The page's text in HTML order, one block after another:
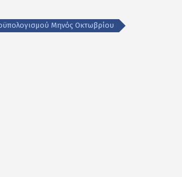
Μηνός Οκτωβρίου